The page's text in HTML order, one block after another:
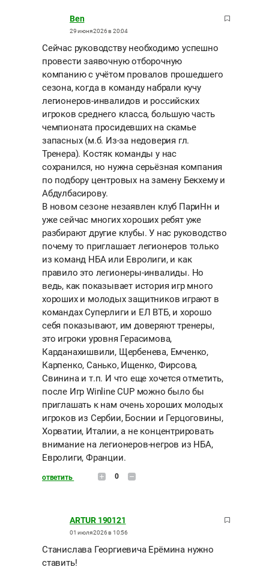
Ben
29 июня 2026 в 20:04
Сейчас руководству необходимо успешно
провести заявочную отборочную
компанию с учётом провалов прошедшего
сезона, когда в команду набрали кучу
легионеров-инвалидов и российских
игроков среднего класса, большую часть
чемпионата просидевших на скамье
запасных (м.б. Из-за недоверия гл.
Тренера). Костяк команды у нас
сохранился, но нужна серьёзная компания
по подбору центровых на замену Бекхему и
Абдулбасирову.
В новом сезоне незаявлен клуб ПариНн и
уже сейчас многих хороших ребят уже
разбирают другие клубы. У нас руководство
почему то приглашает легионеров только
из команд НБА или Евролиги, и как
правило это легионеры-инвалиды. Но
ведь, как показывает история игр много
хороших и молодых защитников играют в
командах Суперлиги и ЕЛ ВТБ, и хорошо
себя показывают, им доверяют тренеры,
это игроки уровня Герасимова,
Карданахишвили, Щербенева, Емченко,
Карпенко, Санько, Ищенко, Фирсова,
Свинина и т.п. И что еще хочется отметить,
после Игр Winline CUP можно было бы
приглашать к нам очень хороших молодых
игроков из Сербии, Боснии и Герцоговины,
Хорватии, Италии, а не концентрировать
внимание на легионеров-негров из НБА,
Евролиги, Франции.
ответить 0
ARTUR 190121
01 июля 2026 в 10:56
Станислава Георгиевича Ерёмина нужно
ставить!